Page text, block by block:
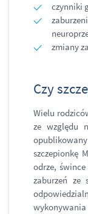
czynniki
zmiany
Czy
Wielu
ze względu
szczepionkę
odrze,
zaburzeń ze